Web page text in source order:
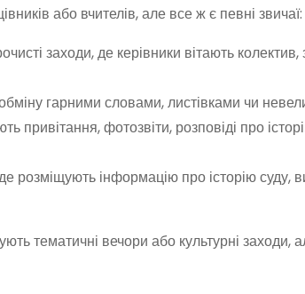
або вчителів, але все ж є певні звичаї:
заходи, де керівники вітають
гарними словами, листівками чи
привітання, фотозвіти, розповіді про
розміщують інформацію про історію суду,
тематичні вечори або культурні заходи,